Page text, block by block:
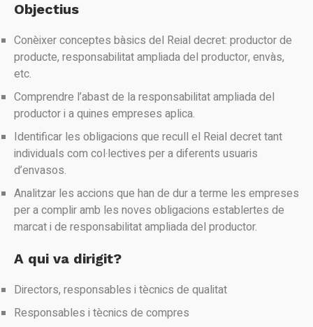
Objectius
Conèixer conceptes bàsics del Reial decret: productor de
producte, responsabilitat ampliada del productor, envàs,
etc.
Comprendre l’abast de la responsabilitat ampliada del
productor i a quines empreses aplica.
Identificar les obligacions que recull el Reial decret tant
individuals com col·lectives per a diferents usuaris
d’envasos.
Analitzar les accions que han de dur a terme les empreses
per a complir amb les noves obligacions establertes de
marcat i de responsabilitat ampliada del productor.
A qui va dirigit?
Directors, responsables i tècnics de qualitat
Responsables i tècnics de compres